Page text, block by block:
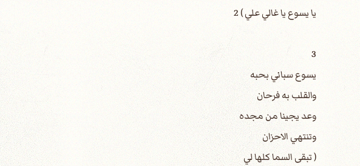
يا يسوع يا غالي علي ) 2
3
يسوع سباني بحبه
والقلب به فرحان
وعد يجينا من مجده
وتنتهي الاحزان
( تبقى السما كلها لي